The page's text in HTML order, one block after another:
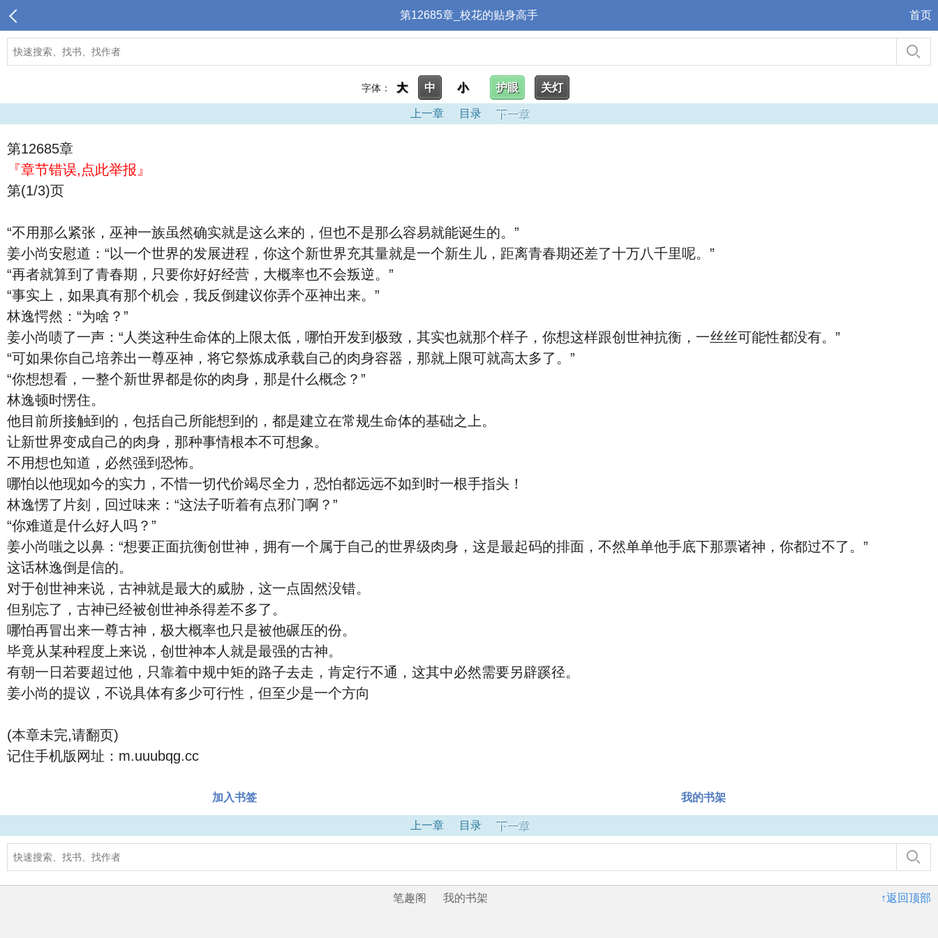
第12685章_校花的贴身高手 首页
字体： 大 中 小 护眼 关灯
上一章 目录 下一章
第12685章
『章节错误,点此举报』
第(1/3)页
“不用那么紧张，巫神一族虽然确实就是这么来的，但也不是那么容易就能诞生的。”
姜小尚安慰道：“以一个世界的发展进程，你这个新世界充其量就是一个新生儿，距离青春期还差了十万八千里呢。”
“再者就算到了青春期，只要你好好经营，大概率也不会叛逆。”
“事实上，如果真有那个机会，我反倒建议你弄个巫神出来。”
林逸愕然：“为啥？”
姜小尚啧了一声：“人类这种生命体的上限太低，哪怕开发到极致，其实也就那个样子，你想这样跟创世神抗衡，一丝丝可能性都没有。”
“可如果你自己培养出一尊巫神，将它祭炼成承载自己的肉身容器，那就上限可就高太多了。”
“你想想看，一整个新世界都是你的肉身，那是什么概念？”
林逸顿时愣住。
他目前所接触到的，包括自己所能想到的，都是建立在常规生命体的基础之上。
让新世界变成自己的肉身，那种事情根本不可想象。
不用想也知道，必然强到恐怖。
哪怕以他现如今的实力，不惜一切代价竭尽全力，恐怕都远远不如到时一根手指头！
林逸愣了片刻，回过味来：“这法子听着有点邪门啊？”
“你难道是什么好人吗？”
姜小尚嗤之以鼻：“想要正面抗衡创世神，拥有一个属于自己的世界级肉身，这是最起码的排面，不然单单他手底下那票诸神，你都过不了。”
这话林逸倒是信的。
对于创世神来说，古神就是最大的威胁，这一点固然没错。
但别忘了，古神已经被创世神杀得差不多了。
哪怕再冒出来一尊古神，极大概率也只是被他碾压的份。
毕竟从某种程度上来说，创世神本人就是最强的古神。
有朝一日若要超过他，只靠着中规中矩的路子去走，肯定行不通，这其中必然需要另辟蹊径。
姜小尚的提议，不说具体有多少可行性，但至少是一个方向
(本章未完,请翻页)
记住手机版网址：m.uuubqg.cc
加入书签 我的书架
上一章 目录 下一章
↑返回顶部
笔趣阁 我的书架